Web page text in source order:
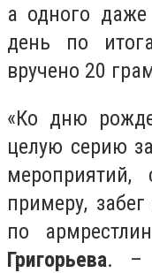
а одного
день по
вручено 20
«Ко дню
целую серию
примеру,
по
Григорьева. –